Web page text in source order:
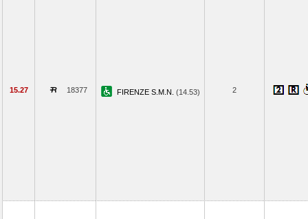
15.27 18377 FIRENZE S.M.N. (14.53) 2